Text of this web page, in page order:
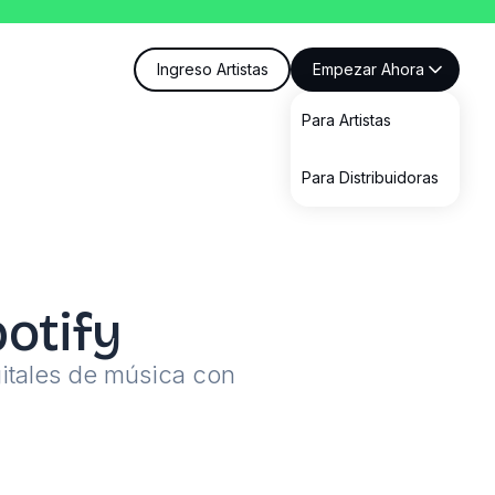
Ingreso Artistas Empezar Ahora
Para Artistas
Para Distribuidoras
de música con